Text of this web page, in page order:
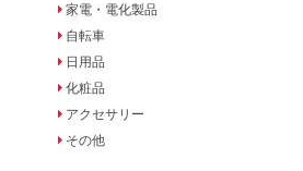
家電・電化製品
自転車
日用品
化粧品
アクセサリー
その他